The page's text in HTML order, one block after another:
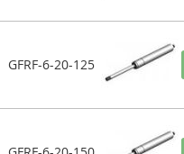
GFRF-6-20-125